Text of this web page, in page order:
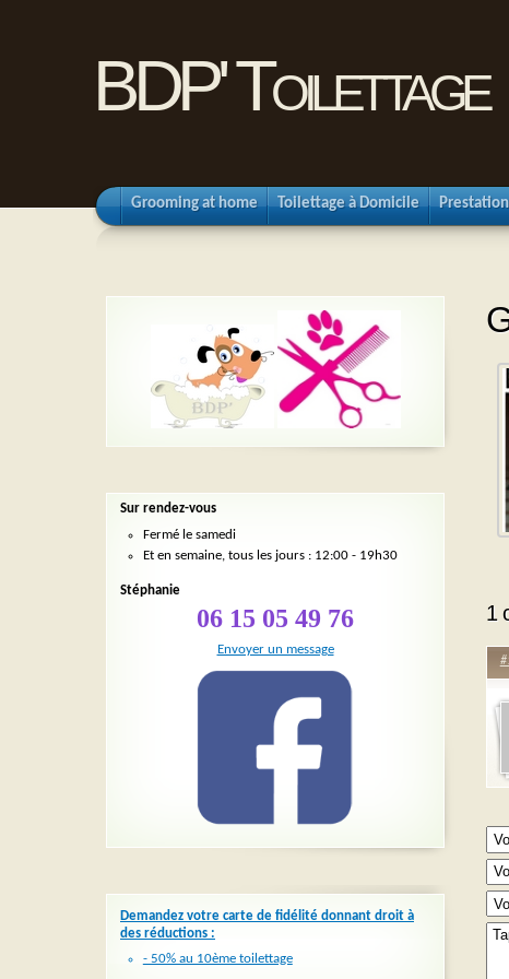
BDP' Toilettage
Grooming at home Toilettage à Domicile
1
Sur rendez-vous
Fermé le samedi
Et en semaine, tous les jours : 12:00 - 19h30
Stéphanie
06 15 05 49 76
Envoyer un message
Demandez votre carte de fidélité donnant droit à
des réductions :
- 50% au 10ème toilettage